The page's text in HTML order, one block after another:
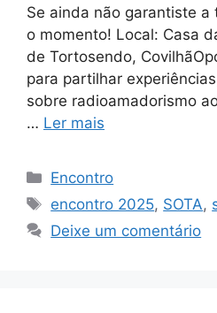
Se ainda não garantiste a
o momento! Local: Casa
de Tortosendo,
para partilhar
sobre radioamadorismo
… Ler mais
Categorias
Encontro
Etiquetas
encontro 2025, SOTA,
Deixe um comentário